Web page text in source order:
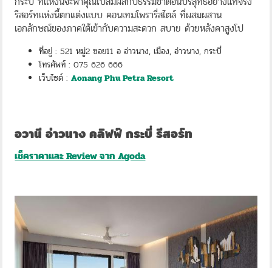
รีสอร์ทแห่งนี้ตกแต่งแบบ คอนเทมโพรารี่สไตล์ ที่ผสมผสาน
เอกลักษณ์ของภาคใต้เข้ากับความสะดวก สบาย ด้วยหลังคาสูงโป
ที่อยู่ : 521 หมู่2 ซอย11 อ อ่าวนาง, เมือง, อ่าวนาง, กระบี่
โทรศัพท์ : 075 626 666
เว็บไซต์ :Aonang Phu Petra Resort
อวานี อ่าวนาง คลิฟฟ์ กระบี่ รีสอร์ท
เช็คราคาและ Review จาก Agoda